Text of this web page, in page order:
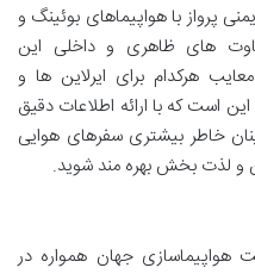
پرواز با هواپیماهای بوئینگ و
های ظاهری و داخلی این
هرکدام برای ایرلاین ها و
است که با ارائه اطلاعات دقیق
خاطر بیشتری سفرهای هوایی
و لذت بخش بهره مند شوید.
هواپیماسازی جهان همواره در